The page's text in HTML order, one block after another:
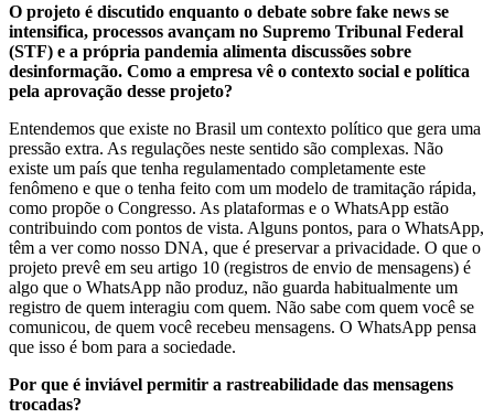
O projeto é discutido enquanto o debate sobre fake news se
intensifica, processos avançam no Supremo Tribunal Federal
(STF) e a própria pandemia alimenta discussões sobre
desinformação. Como a empresa vê o contexto social e política
pela aprovação desse projeto?
Entendemos que existe no Brasil um contexto político que gera uma
pressão extra. As regulações neste sentido são complexas. Não
existe um país que tenha regulamentado completamente este
fenômeno e que o tenha feito com um modelo de tramitação rápida,
como propõe o Congresso. As plataformas e o WhatsApp estão
contribuindo com pontos de vista. Alguns pontos, para o WhatsApp,
têm a ver como nosso DNA, que é preservar a privacidade. O que o
projeto prevê em seu artigo 10 (registros de envio de mensagens) é
algo que o WhatsApp não produz, não guarda habitualmente um
registro de quem interagiu com quem. Não sabe com quem você se
comunicou, de quem você recebeu mensagens. O WhatsApp pensa
que isso é bom para a sociedade.
Por que é inviável permitir a rastreabilidade das mensagens
trocadas?